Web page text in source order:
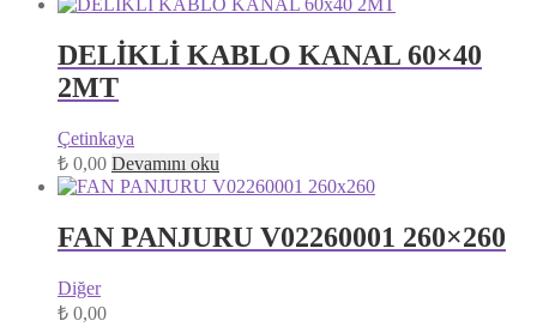
DELİKLİ KABLO KANAL 60×40
2MT
Çetinkaya
₺ 0,00 Devamını oku
FAN PANJURU V02260001 260×260
Diğer
₺ 0,00